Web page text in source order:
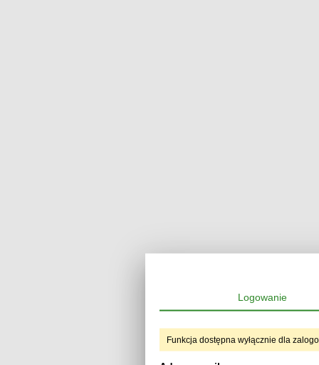
Logowanie
Funkcja dostępna wyłącznie dla